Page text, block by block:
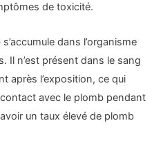
de toxicité.
dans l’organisme
Il n’est présent dans le sang
après l’exposition, ce qui
avec le plomb pendant
un taux élevé de plomb